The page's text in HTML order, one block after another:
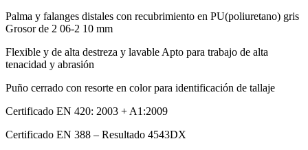
Palma y falanges distales con recubrimiento en PU(poliuretano) gris
Grosor de 2 06-2 10 mm
Flexible y de alta destreza y lavable Apto para trabajo de alta
tenacidad y abrasión
Puño cerrado con resorte en color para identificación de tallaje
Certificado EN 420: 2003 + A1:2009
Certificado EN 388 – Resultado 4543DX